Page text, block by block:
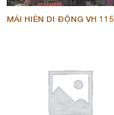
MÁI HIÊN DI ĐỘNG VH 115